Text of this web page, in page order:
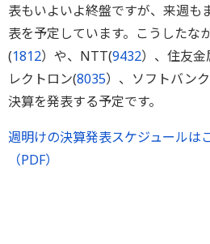
表もいよいよ終盤ですが、来週も
表を予定しています。こうしたな
(1812）や、NTT(9432）、住友金
レクトロン(8035）、ソフトバン
決算を発表する予定です。
週明けの決算発表スケジュールは
（PDF）